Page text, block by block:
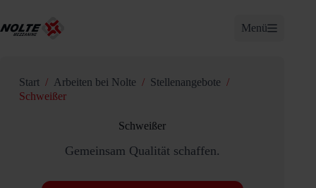
springen
Menü
Start / Arbeiten bei Nolte / Stellenangebote /
Schweißer
Schweißer
Gemeinsam Qualität schaffen.